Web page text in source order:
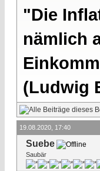
"Die
nämlich
(Ludwig
19.08.2020, 17:40
Suebe
Saubär